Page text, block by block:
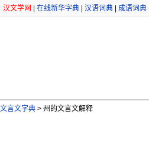
汉文学网 在线新华字典 汉语词典 成语词典
文言文字典 > 州的文言文解释